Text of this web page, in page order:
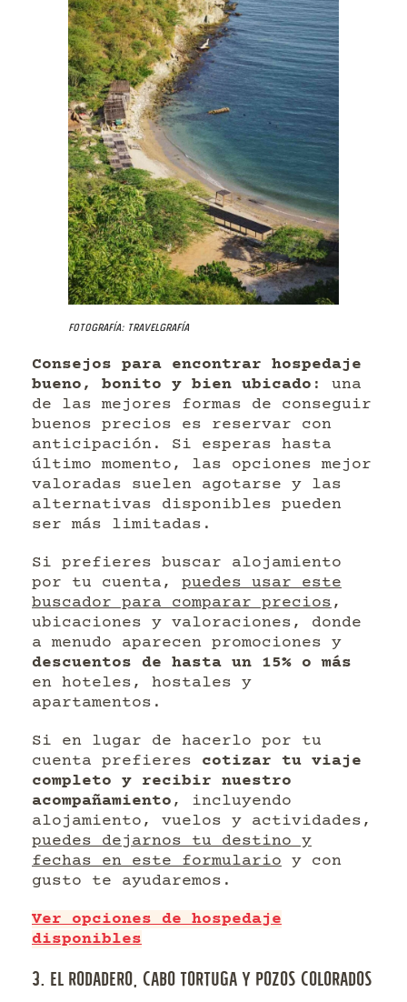
Fotografía: Travelgrafía
Consejos para encontrar hospedaje
bueno, bonito y bien ubicado : una
de las mejores formas de conseguir
buenos precios es reservar con
anticipación. Si esperas hasta
último momento, las opciones mejor
valoradas suelen agotarse y las
alternativas disponibles pueden
ser más limitadas.
Si prefieres buscar alojamiento
por tu cuenta, puedes usar este
buscador para comparar precios,
ubicaciones y valoraciones, donde
a menudo aparecen promociones y
descuentos de hasta un 15% o más
en hoteles, hostales y
apartamentos.
Si en lugar de hacerlo por tu
cuenta prefieres cotizar tu viaje
completo y recibir nuestro
acompañamiento , incluyendo
alojamiento, vuelos y actividades,
puedes dejarnos tu destino y
fechas en este formulario y con
gusto te ayudaremos.
Ver opciones de hospedaje
disponibles
3. EL RODADERO, CABO TORTUGA Y POZOS COLORADOS